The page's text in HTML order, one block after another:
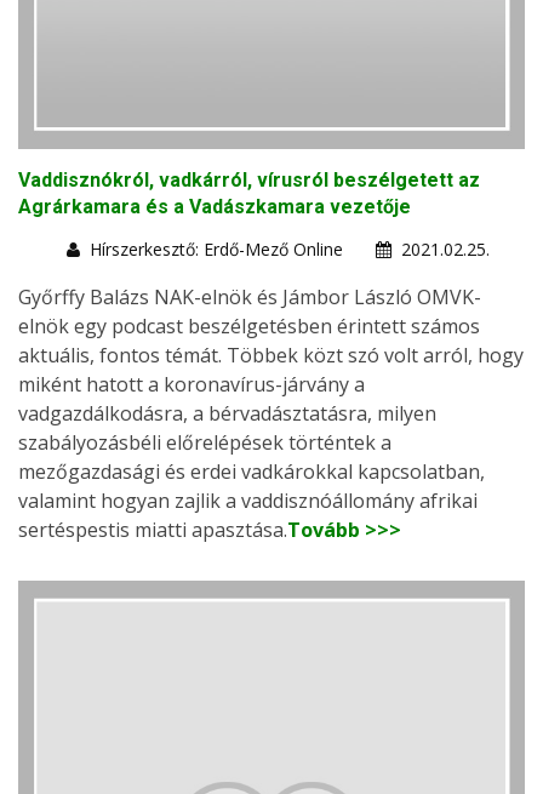
Vaddisznókról, vadkárról, vírusról beszélgetett az
Agrárkamara és a Vadászkamara vezetője
Hírszerkesztő: Erdő-Mező Online
2021.02.25.
Győrffy Balázs NAK-elnök és Jámbor László OMVK-
elnök egy podcast beszélgetésben érintett számos
aktuális, fontos témát. Többek közt szó volt arról, hogy
miként hatott a koronavírus-járvány a
vadgazdálkodásra, a bérvadásztatásra, milyen
szabályozásbéli előrelépések történtek a
mezőgazdasági és erdei vadkárokkal kapcsolatban,
valamint hogyan zajlik a vaddisznóállomány afrikai
sertéspestis miatti apasztása.Tovább >>>